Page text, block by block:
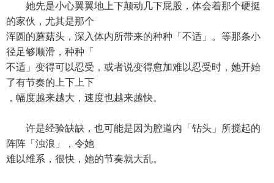
她先是小心翼翼地上下颠动几下屁股，体会着那个硬挺
的家伙，尤其是那个
浑圆的蘑菇头，深入体内所带来的种种「不适」。等那条小
径足够顺滑，种种「
不适」变得可以忍受，或者说变得愈加难以忍受时，她开始
了有节奏的上下上下
，幅度越来越大，速度也越来越快。
许是经验缺缺，也可能是因为腔道内「钻头」所搅起的
阵阵「浊浪」，令她
难以维系，很快，她的节奏就大乱。